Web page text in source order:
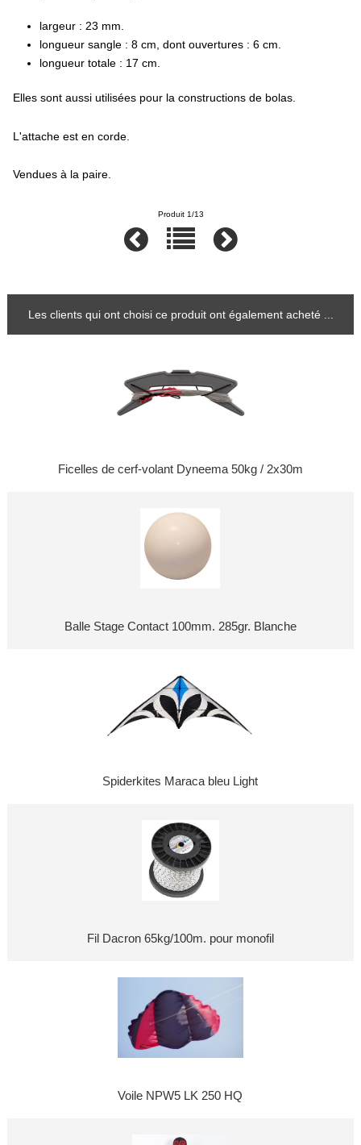
largeur : 23 mm.
longueur sangle : 8 cm, dont ouvertures : 6 cm.
longueur totale : 17 cm.
Elles sont aussi utilisées pour la constructions de bolas.
L'attache est en corde.
Vendues à la paire.
Produit 1/13
Les clients qui ont choisi ce produit ont également acheté ...
Ficelles de cerf-volant Dyneema 50kg / 2x30m
Balle Stage Contact 100mm. 285gr. Blanche
Spiderkites Maraca bleu Light
Fil Dacron 65kg/100m. pour monofil
Voile NPW5 LK 250 HQ